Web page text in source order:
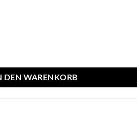
DEN WARENKORB